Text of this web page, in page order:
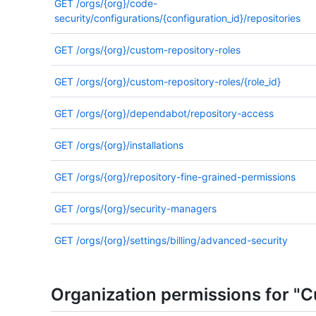
GET /orgs/{org}/code-
security/configurations/{configuration_id}/repositories
GET /orgs/{org}/custom-repository-roles
GET /orgs/{org}/custom-repository-roles/{role_id}
GET /orgs/{org}/dependabot/repository-access
GET /orgs/{org}/installations
GET /orgs/{org}/repository-fine-grained-permissions
GET /orgs/{org}/security-managers
GET /orgs/{org}/settings/billing/advanced-security
Organization permissions for